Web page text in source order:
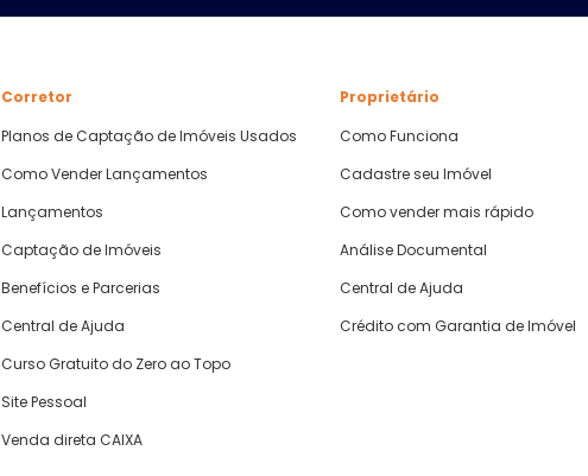
Corretor
Planos de Captação de Imóveis Usados
Como Vender Lançamentos
Lançamentos
Captação de Imóveis
Benefícios e Parcerias
Central de Ajuda
Curso Gratuito do Zero ao Topo
Site Pessoal
Venda direta CAIXA
Proprietário
Como Funciona
Cadastre seu Imóvel
Como vender mais rápido
Análise Documental
Central de Ajuda
Crédito com Garantia de Imóvel